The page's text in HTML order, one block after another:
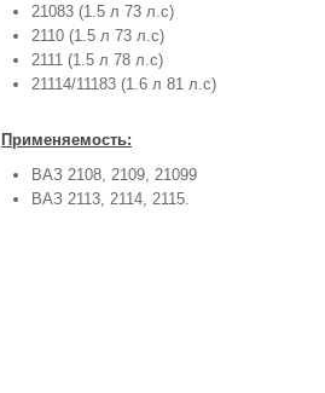
21083 (1.5 л 73 л.с)
2110 (1.5 л 73 л.с)
2111 (1.5 л 78 л.с)
21114/11183 (1.6 л 81 л.с)
Применяемость:
ВАЗ 2108, 2109, 21099
ВАЗ 2113, 2114, 2115.